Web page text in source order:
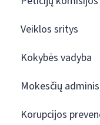
Veiklos sritys
Kokybės vadyba
Mokesčių
Korupcijos